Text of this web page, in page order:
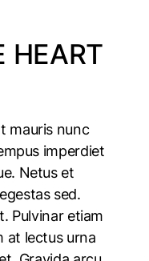
HEART
mauris nunc
imperdiet
Netus et
sed.
Pulvinar etiam
at lectus urna